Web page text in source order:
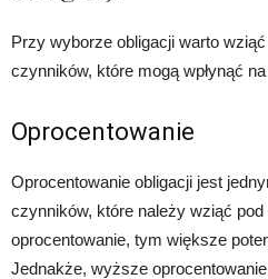
Przy wyborze obligacji warto
czynników, które mogą wpłynąć
Oprocentowanie
Oprocentowanie obligacji jest
czynników, które należy wziąć
oprocentowanie, tym większe
Jednakże, wyższe